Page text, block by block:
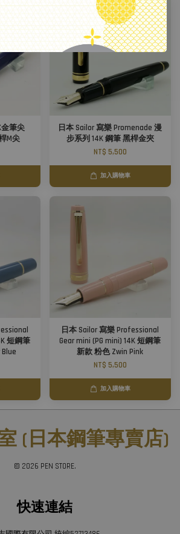
金筆尖
M尖
日本 Sailor 寫樂 Promenade 漫
步系列 14K 鋼筆 黑桿金夾
NT$ 5,500
加入購物車
短鋼筆
日本 Sailor 寫樂 Professional
Gear mini (PG mini) 14K 短鋼筆
新款 粉色 Zwin Pink
NT$ 5,500
加入購物車
(日本鋼筆專賣店)
© 2026 PEN STORE.
快速連結